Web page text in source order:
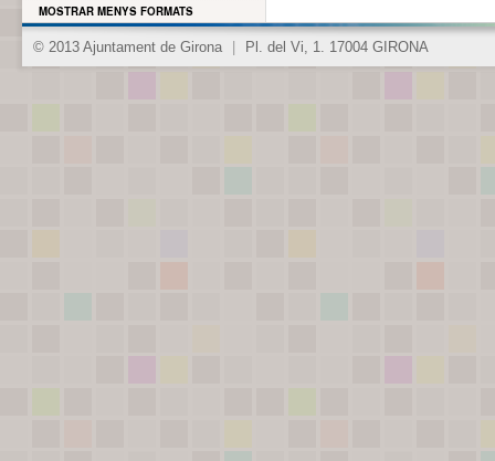
MOSTRAR MENYS FORMATS
© 2013 Ajuntament de Girona Pl. del Vi, 1. 17004 GIRONA